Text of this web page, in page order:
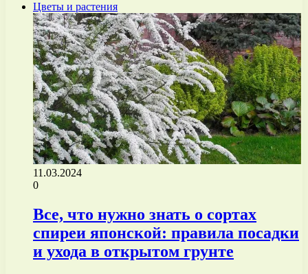
Цветы и растения
11.03.2024
0
Все, что нужно знать о сортах
спиреи японской: правила посадки
и ухода в открытом грунте